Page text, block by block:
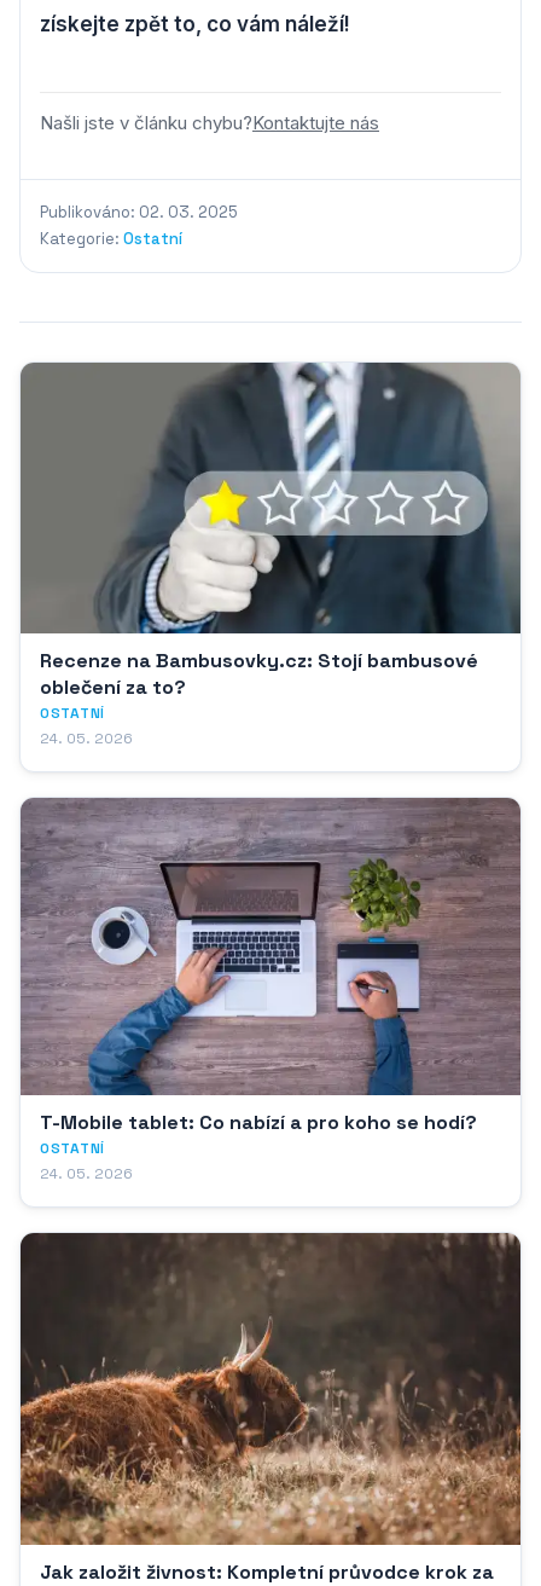
získejte zpět to, co vám náleží!
Našli jste v článku chybu?Kontaktujte nás
Publikováno: 02. 03. 2025
Kategorie: Ostatní
Recenze na Bambusovky.cz: Stojí bambusové
oblečení za to?
OSTATNÍ
24. 05. 2026
T-Mobile tablet: Co nabízí a pro koho se hodí?
OSTATNÍ
24. 05. 2026
Jak založit živnost: Kompletní průvodce krok za